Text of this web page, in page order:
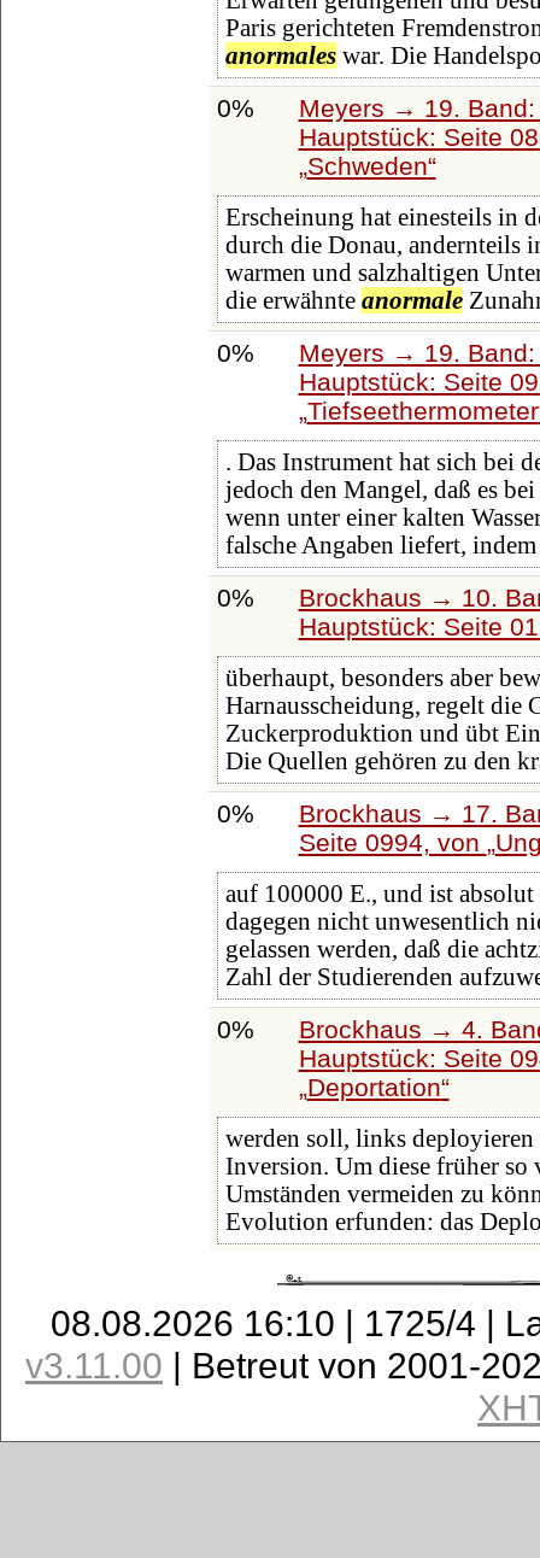
Paris gerichteten
anormaleswar. Die
0%
Meyers → 19.
Hauptstück: Seite
Schweden
Erscheinung hat einesteils in
durch die Donau, andernteils
warmen und salzhaltigen
die erwähnte anormale
0%
Meyers → 19.
Hauptstück: Seite
Tiefseethermometer
. Das Instrument hat sich bei
jedoch den Mangel, daß es bei
wenn unter einer kalten
falsche Angaben liefert, indem
0%
Brockhaus → 10.
Hauptstück: Seite
überhaupt, besonders aber
Harnausscheidung, regelt die
Zuckerproduktion und übt
Die Quellen gehören zu den
0%
Brockhaus → 17.
Seite 0994, von
auf 100000 E., und ist
dagegen nicht unwesentlich
gelassen werden, daß die
Zahl der Studierenden
0%
Brockhaus → 4.
Hauptstück: Seite
Deportation
werden soll, links
Inversion. Um diese früher so
Umständen vermeiden zu
Evolution erfunden: das
08.08.2026 16:10 | 1725/4 |
v3.11.00 | Betreut von 2001-